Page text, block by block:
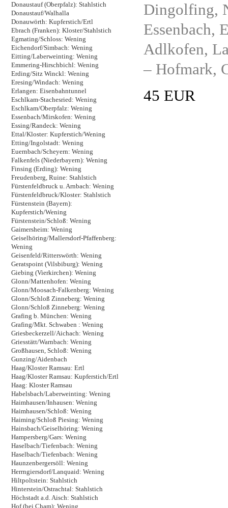
Donaustauf (Oberpfalz): Stahlstich
Donaustauf/Walhalla
Donauwörth: Kupferstich/Ertl
Ebrach (Franken): Kloster/Stahlstich
Egmating/Schloss: Wening
Eichendorf/Simbach: Wening
Eitting/Laberweinting: Wening
Emmering-Hirschbichl: Wening
Erding/Sitz Winckl: Wening
Eresing/Windach: Wening
Erlangen: Eisenbahntunnel
Eschlkam-Stachesried: Wening
Eschlkam/Oberpfalz: Wening
Essenbach/Mirskofen: Wening
Essing/Randeck: Wening
Ettal/Kloster: Kupferstich/Wening
Etting/Ingolstadt: Wening
Euernbach/Scheyern: Wening
Falkenfels (Niederbayern): Wening
Finsing (Erding): Wening
Freudenberg, Ruine: Stahlstich
Fürstenfeldbruck u. Arnbach: Wening
Fürstenfeldbruck/Kloster: Stahlstich
Fürstenstein (Bayern):
Kupferstich/Wening
Fürstenstein/Schloß: Wening
Gaimersheim: Wening
Geiselhöring/Mallersdorf-Pfaffenberg:
Wening
Geisenfeld/Ritterswörth: Wening
Geratspoint (Vilsbiburg): Wening
Giebing (Vierkirchen): Wening
Glonn/Mattenhofen: Wening
Glonn/Moosach-Falkenberg: Wening
Glonn/Schloß Zinneberg: Wening
Glonn/Schloß Zinneberg: Wening
Grafing b. München: Wening
Grafing/Mkt. Schwaben : Wening
Griesbeckerzell/Aichach: Wening
Griesstätt/Warnbach: Wening
Großhausen, Schloß: Wening
Gunzing/Aidenbach
Haag/Kloster Ramsau: Ertl
Haag/Kloster Ramsau: Kupferstich/Ertl
Haag: Kloster Ramsau
Habelsbach/Laberweinting: Wening
Haimhausen/Inhausen: Wening
Haimhausen/Schloß: Wening
Haiming/Schloß Piesing: Wening
Hainsbach/Geiselhöring: Wening
Hampersberg/Gars: Wening
Haselbach/Tiefenbach: Wening
Haselbach/Tiefenbach: Wening
Haunzenbergersöll: Wening
Herrngiersdorf/Lanquaid: Wening
Hiltpoltstein: Stahlstich
Hinterstein/Ostrachtal: Stahlstich
Höchstadt a.d. Aisch: Stahlstich
Hof (bei Cham): Wening
Dingolfing,
Essenbach,
Adlkofen,
– Hofmark,
45 EUR